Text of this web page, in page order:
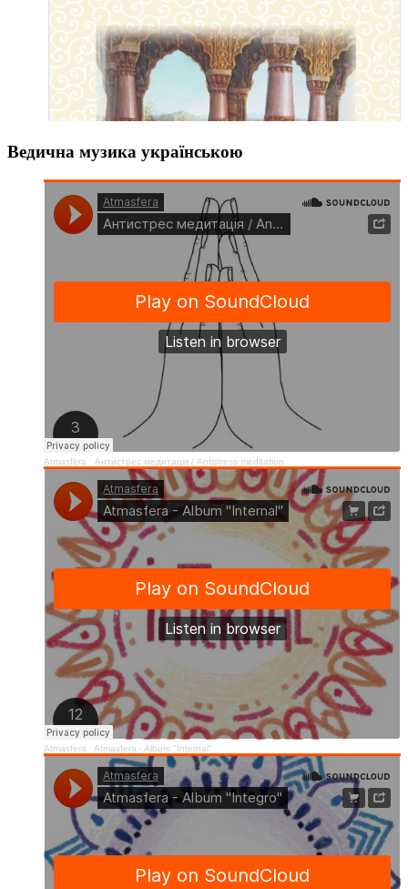
Ведична музика українською
Atmasfera · Антистрес медитація / Аntistress meditation
Atmasfera · Atmasfera - Album "Internal"